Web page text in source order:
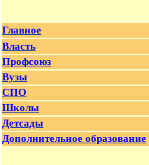
Главное
Власть
Профсоюз
Вузы
СПО
Школы
Детсады
Дополнительное образование